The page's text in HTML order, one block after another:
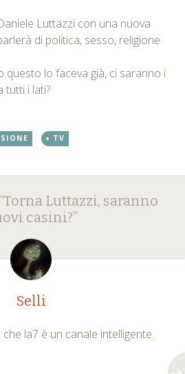
Luttazzi con una nuova
di politica, sesso, religione
questo lo faceva già, ci saranno i
tutti i lati?
TV
Torna Luttazzi, saranno
casini?”
Selli
la7 è un canale intelligente.